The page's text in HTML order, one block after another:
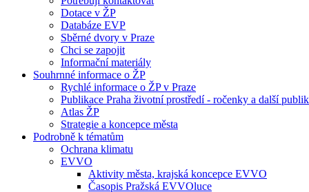
Dotace v ŽP
Databáze EVP
Sběrné dvory v Praze
Chci se zapojit
Informační materiály
Souhrnné informace o ŽP
Rychlé informace o ŽP v Praze
Publikace Praha životní prostředí - ročenky a další
Atlas ŽP
Strategie a koncepce města
Podrobně k tématům
Ochrana klimatu
EVVO
Aktivity města, krajská koncepce EVVO
Časopis Pražská EVVOluce